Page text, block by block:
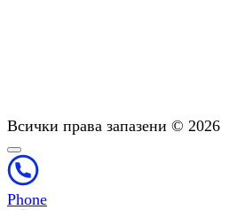
Всички права запазени © 2026
Phone